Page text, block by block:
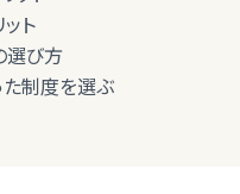
ト
選び方
た制度を選ぶ